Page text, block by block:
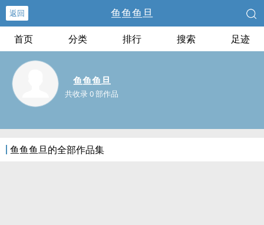
返回 鱼鱼鱼旦
首页 分类 排行 搜索 足迹
鱼鱼鱼旦
共收录 0 部作品
鱼鱼鱼旦的全部作品集